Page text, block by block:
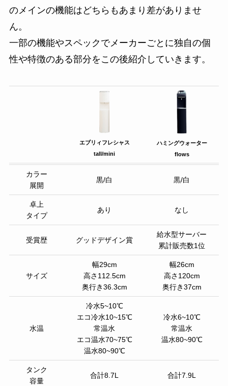
のメインの機能はどちらもあまり差がありませ
ん。
一部の機能やスペックでメーカーごとに独自の個
性や特徴のある部分をこの後紹介していきます。
エブリィフレシャス
tall/mini
ハミングウォーター
flows
カラー
展開
黒/白 黒/白
卓上
タイプ
あり なし
受賞歴 グッドデザイン賞
給水型サーバー
累計販売数1位
サイズ
幅29cm
高さ112.5cm
奥行き36.3cm
幅26cm
高さ120cm
奥行き37cm
水温
冷水5~10℃
エコ冷水10~15℃
常温水
エコ温水70~75℃
温水80~90℃
冷水6~10℃
常温水
温水80~90℃
タンク
容量
合計8.7L 合計7.9L